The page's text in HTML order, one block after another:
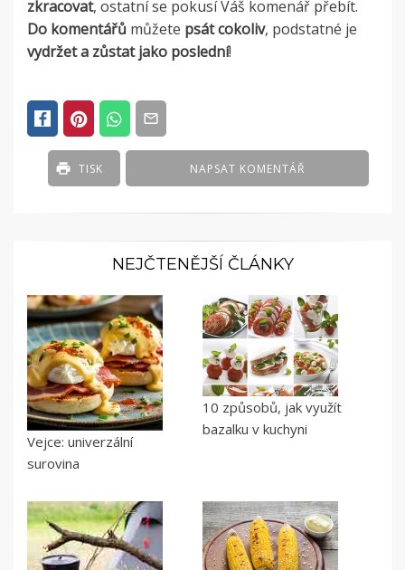
zkracovat, ostatní se pokusí Váš komenář přebít.
Do komentářů můžete psát cokoliv, podstatné je
vydržet a zůstat jako poslední!
NAPSAT KOMENTÁŘ
TISK
NEJČTENĚJŠÍ ČLÁNKY
Vejce: univerzální
surovina
10 způsobů, jak využít
bazalku v kuchyni